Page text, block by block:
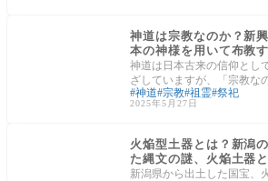
神道は宗教なのか？新
本の神様を用いて布教
神道は日本古来の信仰とし
ざしていますが、「宗教な
問いは今なお多くの関心を
神社の
神道 宗教 祖霊 祭祀
2025年5月27日
火焔型土器とは？新潟
た縄文の謎、火焔土器
新潟県から出土した国宝、